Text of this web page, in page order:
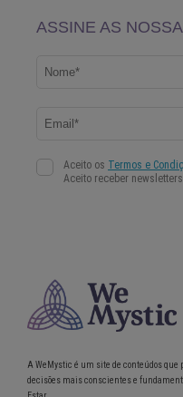
A WeMystic é um site de conteúdos que
decisões mais conscientes e